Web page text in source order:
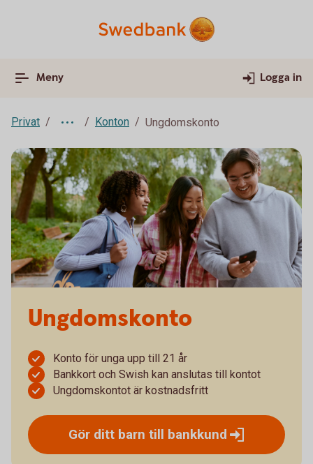
Meny Logga in
Privat Konton Ungdomskonto
Ungdomskonto
Konto för unga upp till 21 år
Bankkort och Swish kan anslutas till kontot
Ungdomskontot är kostnadsfritt
Gör ditt barn till bankkund